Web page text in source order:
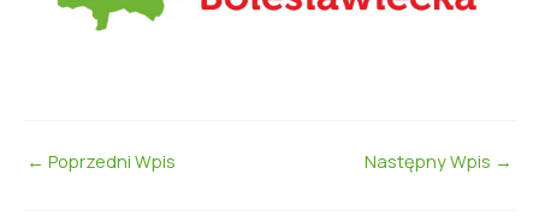
← Poprzedni Wpis Następny Wpis →